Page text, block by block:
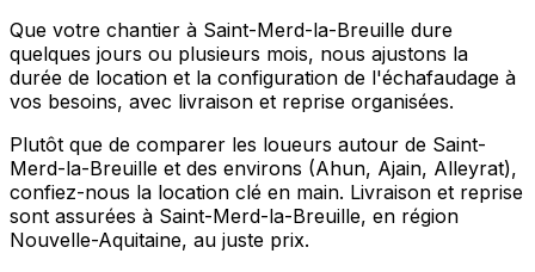
Que votre chantier à Saint-Merd-la-Breuille dure
quelques jours ou plusieurs mois, nous ajustons la
durée de location et la configuration de l'échafaudage à
vos besoins, avec livraison et reprise organisées.
Plutôt que de comparer les loueurs autour de Saint-
Merd-la-Breuille et des environs (Ahun, Ajain, Alleyrat),
confiez-nous la location clé en main. Livraison et reprise
sont assurées à Saint-Merd-la-Breuille, en région
Nouvelle-Aquitaine, au juste prix.